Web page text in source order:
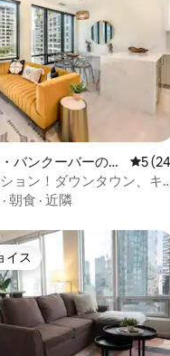
つ星の平均評価
バンクーバーのマ
ート
レビ
5
ョン！ダウンタウン、キ
ド、エアコン、シック！
· 朝食 · 近隣
トチョイスです。
イス